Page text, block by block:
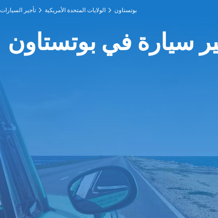
تأجير السيارات الولايات المتحدة الأمريكية بوتستاون
سيارة في بوتستاون